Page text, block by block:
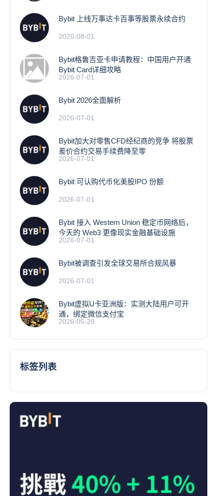
Bybit 上线万事达卡百事等股票永续合约
2026-08-01
Bybit格鲁吉亚卡申请教程：中国用户开通
Bybit Card详细攻略
2026-07-01
Bybit 2026全面解析
2026-07-01
Bybit加大对零售CFD经纪商的竞争 将股票
差价合约交易手续费降至零
2026-07-01
Bybit 可认购代币化美股IPO 份额
2026-07-01
Bybit 接入 Western Union 稳定币网络后，
今天的 Web3 更像现实金融基础设施
2026-07-01
Bybit被调查引发全球交易所合规风暴
2026-07-01
Bybit虚拟U卡亚洲版：实测大陆用户可开
通，绑定微信支付宝
2026-05-29
标签列表